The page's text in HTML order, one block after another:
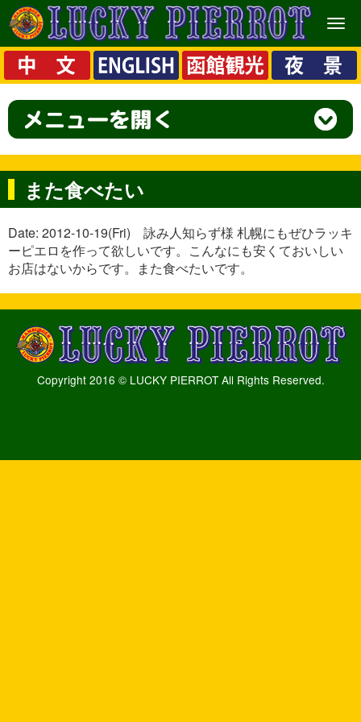
メ
ニ
ュ
ー
また食べたい
Date: 2012-10-19(Fri) 詠み人知らず様 札幌にもぜひラッキ
ーピエロを作って欲しいです。こんなにも安くておいしい
お店はないからです。また食べたいです。
Copyright 2016 © LUCKY PIERROT All Rights Reserved.